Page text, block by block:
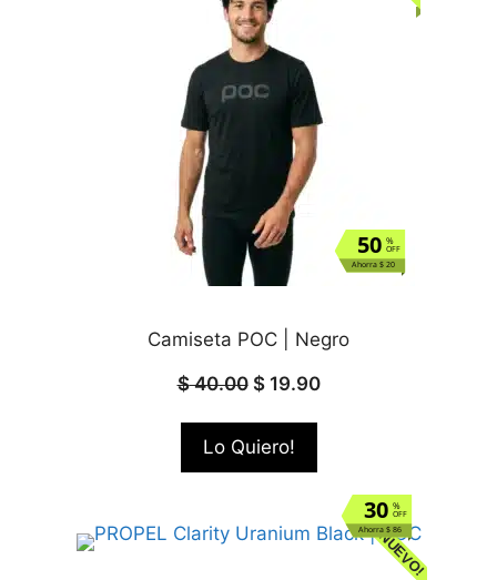
%
OFF
50
Ahorra $ 20
Camiseta POC | Negro
$40.00 $19.90
Lo Quiero!
NUEVO!
%
OFF
30
Ahorra $ 86